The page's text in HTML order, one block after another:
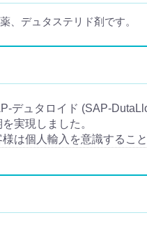
、デュタステリド剤です。
デュタロイド (SAP-
実現しました。
は個人輸入を意識するこ